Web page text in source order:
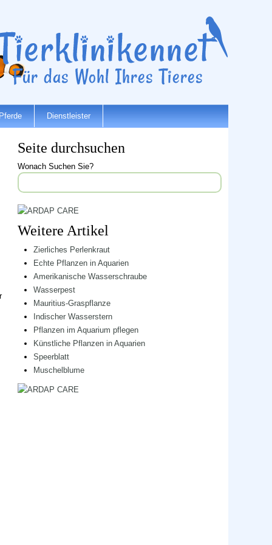
Dienstleister
Seite durchsuchen
Wonach Suchen Sie?
Weitere Artikel
Zierliches Perlenkraut
Echte Pflanzen in Aquarien
Amerikanische Wasserschraube
Wasserpest
Mauritius-Graspflanze
Indischer Wasserstern
Pflanzen im Aquarium pflegen
Künstliche Pflanzen in Aquarien
Speerblatt
Muschelblume